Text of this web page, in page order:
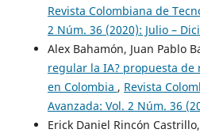
Revista Colombiana de
2 Núm. 36 (2020): Julio –
Alex Bahamón, Juan Pablo
regular la IA? propuesta
en Colombia , Revista
Avanzada: Vol. 2 Núm. 36
Erick Daniel Rincón